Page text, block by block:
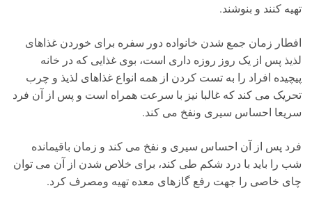
تهیه کنند و بنوشند.
افطار زمان جمع شدن خانواده دور سفره برای خوردن غذاهای
لذیذ پس از یک روز روزه داری است، بوی غذایی که در خانه
پیچیده افراد را به تست کردن از همه انواع غذاهای لذیذ و چرب
تحریک می کند که غالبا نیز با سرعت همراه است و پس از آن فرد
سریعا احساس سیری ونفخ می کند.
فرد پس از آن احساس سیری و نفخ می کند و زمان باقیمانده
شب را باید با درد شکم طی کند، برای خلاص شدن از آن می توان
چای خاصی را جهت رفع گازهای معده تهیه ومصرف کرد.